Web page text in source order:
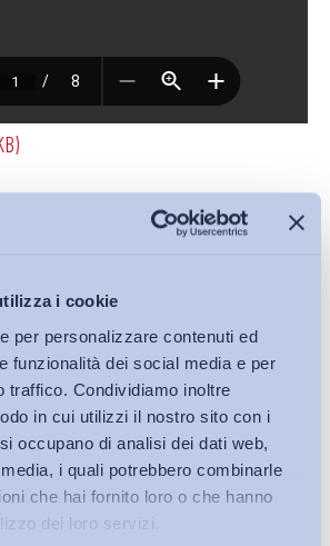
i cookie
per personalizzare contenuti ed
funzionalità dei social media e per
traffico. Condividiamo inoltre
in cui utilizzi il nostro sito con i
occupano di analisi dei dati web,
i quali potrebbero combinarle
che hai fornito loro o che hanno
dei loro servizi.
Newsletter